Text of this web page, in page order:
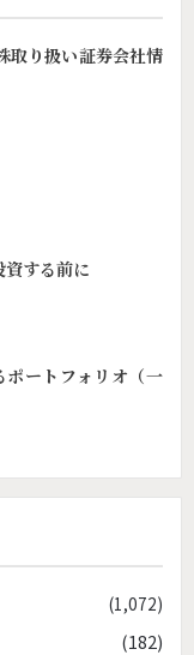
取り扱い証券会社情
する前に
ートフォリオ（一
(1,072)
(182)